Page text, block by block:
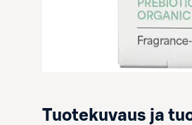
Tuotekuvaus ja